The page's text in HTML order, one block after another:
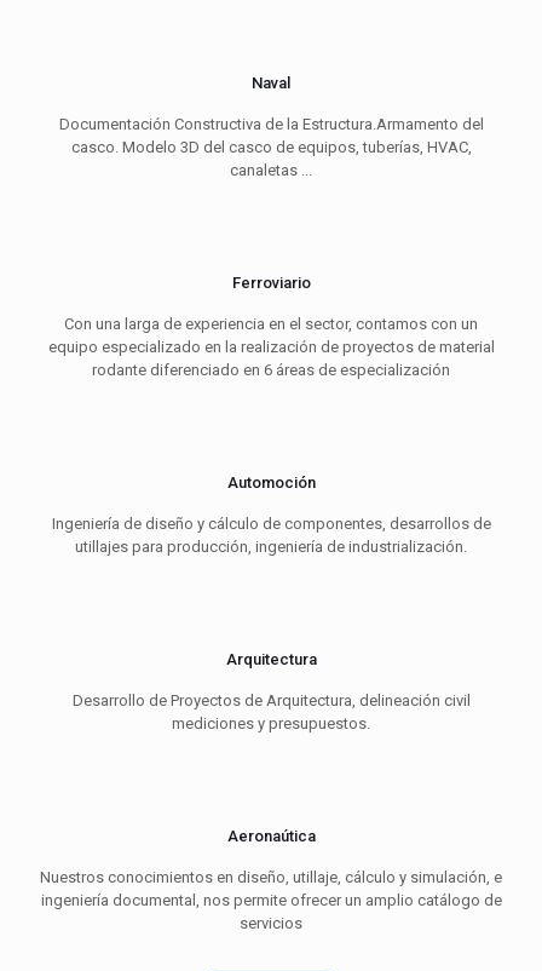
Naval
Documentación Constructiva de la Estructura.Armamento del
casco. Modelo 3D del casco de equipos, tuberías, HVAC,
canaletas ...
Ferroviario
Con una larga de experiencia en el sector, contamos con un
equipo especializado en la realización de proyectos de material
rodante diferenciado en 6 áreas de especialización
Automoción
Ingeniería de diseño y cálculo de componentes, desarrollos de
utillajes para producción, ingeniería de industrialización.
Arquitectura
Desarrollo de Proyectos de Arquitectura, delineación civil
mediciones y presupuestos.
Aeronaútica
Nuestros conocimientos en diseño, utillaje, cálculo y simulación, e
ingeniería documental, nos permite ofrecer un amplio catálogo de
servicios